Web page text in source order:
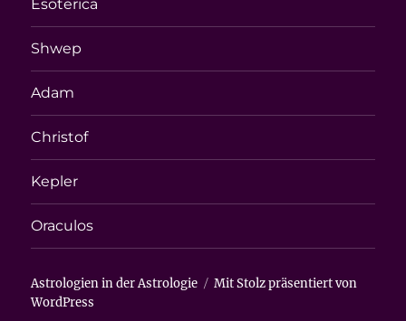
Esoterica
Shwep
Adam
Christof
Kepler
Oraculos
Astrologien in der Astrologie
Mit Stolz präsentiert von
WordPress